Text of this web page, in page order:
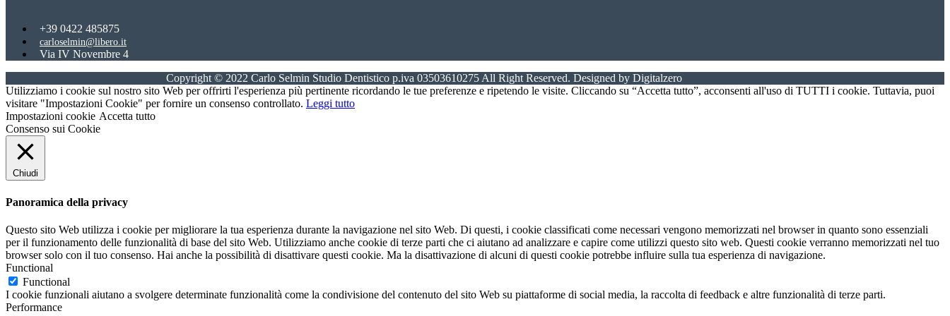
+39 0422 485875
carloselmin@libero.it
Via IV Novembre 4
Copyright © 2022 Carlo Selmin Studio Dentistico p.iva 03503610275 All Right Reserved. Designed by Digitalzero
Utilizziamo i cookie sul nostro sito Web per offrirti l'esperienza più pertinente ricordando le tue preferenze e ripetendo le visite. Cliccando su “Accetta tutto”, acconsenti all'uso di TUTTI i cookie. Tuttavia, puoi
visitare "Impostazioni Cookie" per fornire un consenso controllato. Leggi tutto
Impostazioni cookie Accetta tutto
Consenso sui Cookie
Chiudi
Panoramica della privacy
Questo sito Web utilizza i cookie per migliorare la tua esperienza durante la navigazione nel sito Web. Di questi, i cookie classificati come necessari vengono memorizzati nel browser in quanto sono essenziali
per il funzionamento delle funzionalità di base del sito Web. Utilizziamo anche cookie di terze parti che ci aiutano ad analizzare e capire come utilizzi questo sito web. Questi cookie verranno memorizzati nel tuo
browser solo con il tuo consenso. Hai anche la possibilità di disattivare questi cookie. Ma la disattivazione di alcuni di questi cookie potrebbe influire sulla tua esperienza di navigazione.
Functional
Functional
I cookie funzionali aiutano a svolgere determinate funzionalità come la condivisione del contenuto del sito Web su piattaforme di social media, la raccolta di feedback e altre funzionalità di terze parti.
Performance